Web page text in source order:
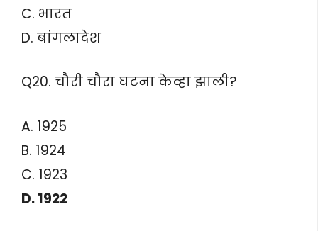
C. भारत
D. बांगलादेश
Q20. चौरी चौरा घटना केव्हा झाली?
A. 1925
B. 1924
C. 1923
D. 1922